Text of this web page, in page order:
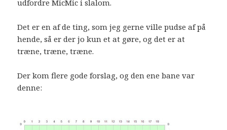
udfordre MicMic i slalom.
Det er en af de ting, som jeg gerne ville pudse af på
hende, så er der jo kun et at gøre, og det er at
træne, træne, træne.
Der kom flere gode forslag, og den ene bane var
denne: